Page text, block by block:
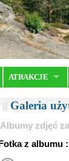
ATRAKCJE
Galeria
Albumy zdjęć
Fotka z